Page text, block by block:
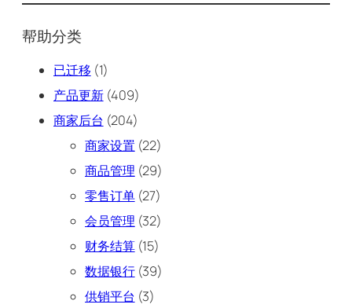
帮助分类
已迁移 (1)
产品更新(409)
商家后台 (204)
商家设置 (22)
商品管理 (29)
零售订单(27)
会员管理 (32)
财务结算(15)
数据银行(39)
供销平台 (3)